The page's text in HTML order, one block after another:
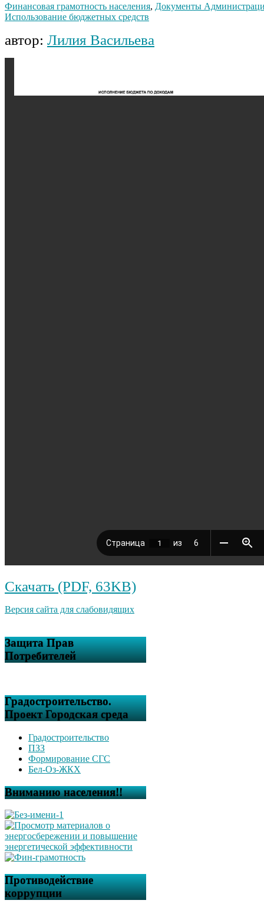
Финансовая грамотность населения, Документы
Использование бюджетных средств
автор: Лилия Васильева
Скачать (PDF, 63KB)
Версия сайта для слабовидящих
Защита Прав
Потребителей
Градостроительство.
Проект Городская среда
Градостроительство
ПЗЗ
Формирование СГС
Бел-Оз-ЖКХ
Вниманию населения!!
Противодействие
коррупции